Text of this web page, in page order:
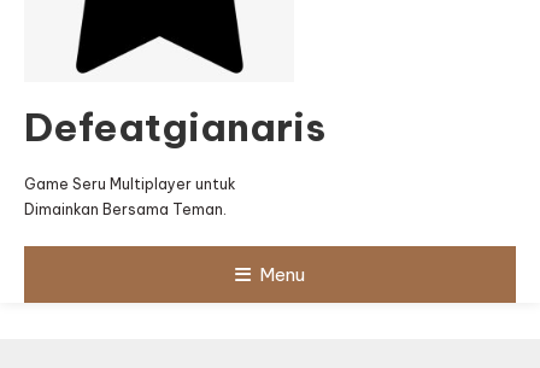
Defeatgianaris
Game Seru Multiplayer untuk
Dimainkan Bersama Teman.
Menu